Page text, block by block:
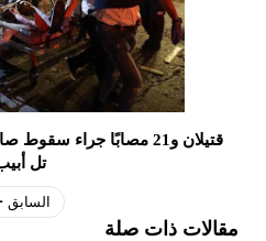
قتيلان و21 مصابًا جراء
تل
السابق
مقالات ذات صلة